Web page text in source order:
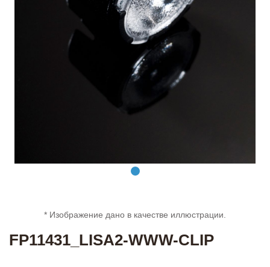
* Изображение дано в качестве иллюстрации.
FP11431_LISA2-WWW-CLIP